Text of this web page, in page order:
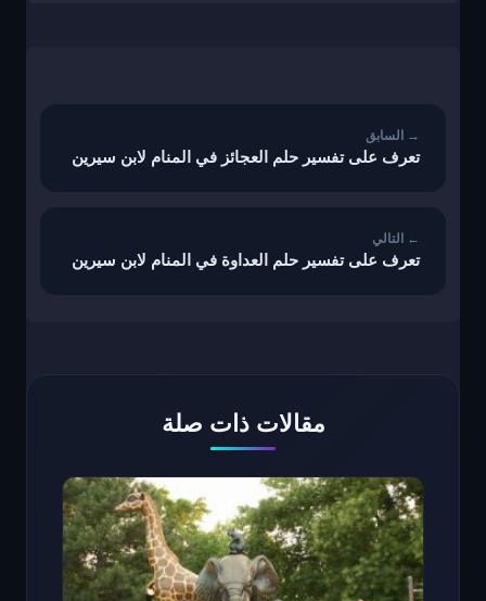
تعرف على تفسير حلم العجائز في المنام لابن سيرين
تعرف على تفسير حلم العداوة في المنام لابن سيرين
مقالات ذات صلة